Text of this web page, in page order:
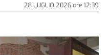
28 LUGLIO 2026ore 12:39